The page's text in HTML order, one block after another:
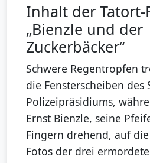
Inhalt der Tatort-
„Bienzle und der
Zuckerbäcker“
Schwere Regentropfen
die Fensterscheiben des
Polizeipräsidiums,
Ernst Bienzle, seine
Fingern drehend, auf
Fotos der drei